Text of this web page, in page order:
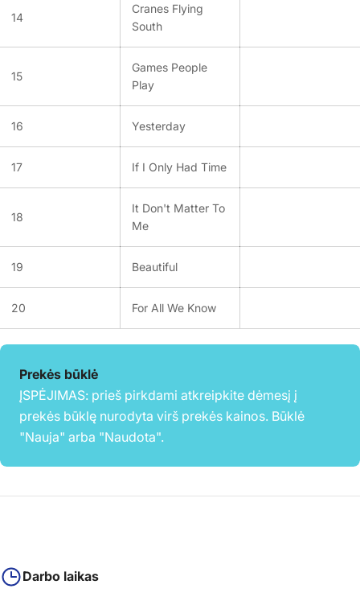
14
Cranes Flying
South
15
Games People
Play
16 Yesterday
17 If I Only Had Time
18
It Don't Matter To
Me
19 Beautiful
20 For All We Know
Prekės būklė
ĮSPĖJIMAS: prieš pirkdami atkreipkite dėmesį į
prekės būklę nurodyta virš prekės kainos. Būklė
"Nauja" arba "Naudota".
Darbo laikas